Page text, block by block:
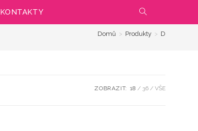
KONTAKTY PŘEPNOUT
VYHLEDÁVÁNÍ
WEBU
Domů > Produkty > D
ZOBRAZIT: 18 36 VŠE